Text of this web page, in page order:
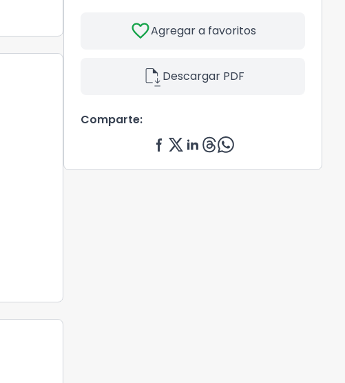
favoriteAgregar a favoritos
file_saveDescargar PDF
Comparte: